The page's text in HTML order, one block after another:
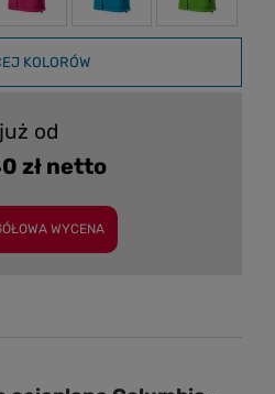
KOLORÓW
już od
zł netto
WYCENA